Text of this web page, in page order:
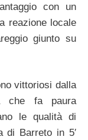
con un
reazione locale
giunto su
vittoriosi dalla
che fa paura
le qualità di
di Barreto in 5′